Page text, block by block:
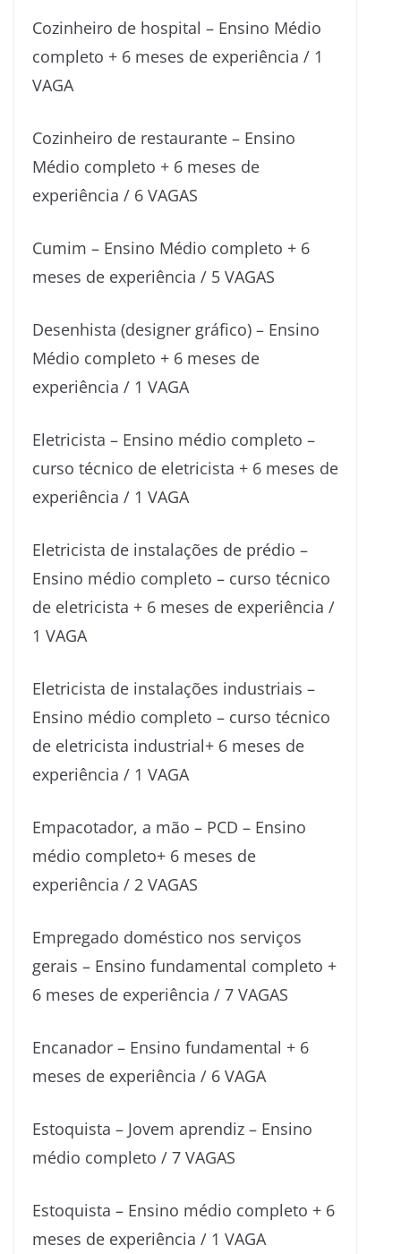
Cozinheiro de hospital – Ensino Médio
completo + 6 meses de experiência / 1
VAGA
Cozinheiro de restaurante – Ensino
Médio completo + 6 meses de
experiência / 6 VAGAS
Cumim – Ensino Médio completo + 6
meses de experiência / 5 VAGAS
Desenhista (designer gráfico) – Ensino
Médio completo + 6 meses de
experiência / 1 VAGA
Eletricista – Ensino médio completo –
curso técnico de eletricista + 6 meses de
experiência / 1 VAGA
Eletricista de instalações de prédio –
Ensino médio completo – curso técnico
de eletricista + 6 meses de experiência /
1 VAGA
Eletricista de instalações industriais –
Ensino médio completo – curso técnico
de eletricista industrial+ 6 meses de
experiência / 1 VAGA
Empacotador, a mão – PCD – Ensino
médio completo+ 6 meses de
experiência / 2 VAGAS
Empregado doméstico nos serviços
gerais – Ensino fundamental completo +
6 meses de experiência / 7 VAGAS
Encanador – Ensino fundamental + 6
meses de experiência / 6 VAGA
Estoquista – Jovem aprendiz – Ensino
médio completo / 7 VAGAS
Estoquista – Ensino médio completo + 6
meses de experiência / 1 VAGA